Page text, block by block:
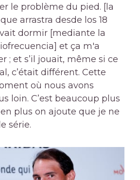
le problème du pied. [la
arrastra desde los 18
dormir [mediante la
et ça m'a
; et s’il jouait, même si ce
c’était différent. Cette
où nous avons
loin. C’est beaucoup plus
plus on ajoute que je ne
série.